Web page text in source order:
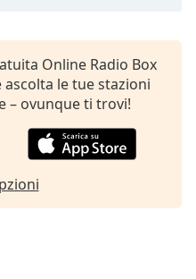
Online Radio Box
le tue stazioni
– ovunque ti trovi!